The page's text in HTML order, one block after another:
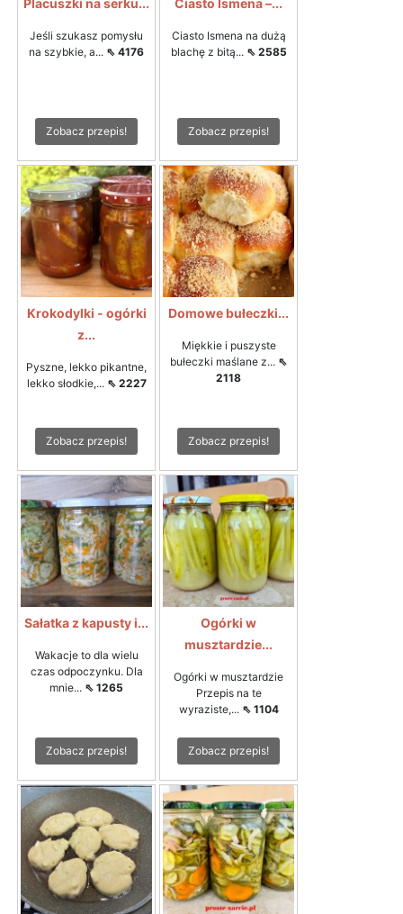
Jeśli szukasz pomysłu
na szybkie, a... ⇖ 4176
Zobacz przepis!
Ciasto Ismena na dużą
blachę z bitą... ⇖ 2585
Zobacz przepis!
Krokodylki - ogórki
z...
Pyszne, lekko pikantne,
lekko słodkie,... ⇖ 2227
Zobacz przepis!
Domowe bułeczki...
Miękkie i puszyste
bułeczki maślane z... ⇖
2118
Zobacz przepis!
Sałatka z kapusty i...
Wakacje to dla wielu
czas odpoczynku. Dla
mnie... ⇖ 1265
Zobacz przepis!
Ogórki w
musztardzie...
Ogórki w musztardzie
Przepis na te
wyraziste,... ⇖ 1104
Zobacz przepis!